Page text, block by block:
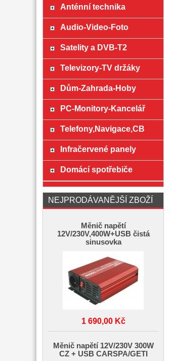
Anténní technika
Audio-Video-Foto
Satelity a DVB-T2
Televizory-TV držáky
Dům-Zahrada-Hoby
PC-Monitory-Kancelář
Telefony,Navigace,CB
Infračervené panely
Domácí spotřebiče
NEJPRODÁVANĚJŠÍ ZBOŽÍ
Měnič napětí
12V/230V,400W+USB čistá
sinusovka
1 690,00 Kč
Měnič napětí 12V/230V 300W
CZ + USB CARSPA/GETI